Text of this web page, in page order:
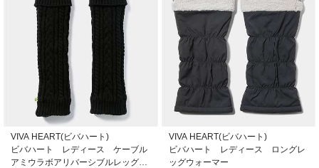
VIVA HEART(ビバハート)
ビバハート レディース ケーブル
アミウラボアリバーシブルレッグウ
VIVA HEART(ビバハート)
ビバハート レディース ロングレ
ッグウォーマー